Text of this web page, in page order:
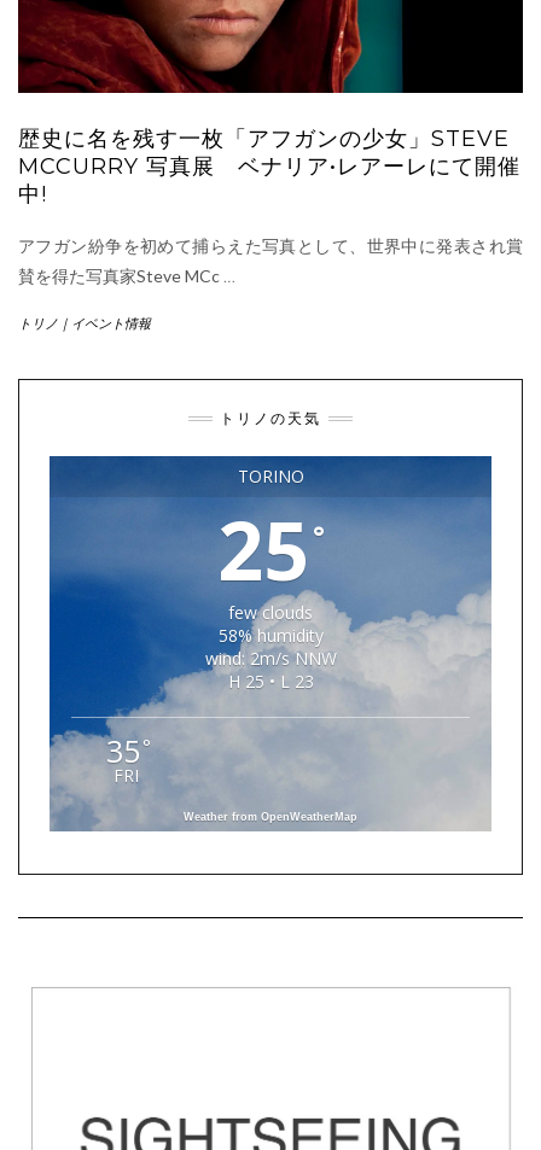
歴史に名を残す一枚「アフガンの少女」STEVE
MCCURRY 写真展 ベナリア•レアーレにて開催
中!
アフガン紛争を初めて捕らえた写真として、世界中に発表され賞
賛を得た写真家Steve MCc …
トリノ｜イベント情報
トリノの天気
TORINO
25 °
few clouds
58% humidity
wind: 2m/s NNW
H 25 • L 23
35 °
FRI
Weather from OpenWeatherMap